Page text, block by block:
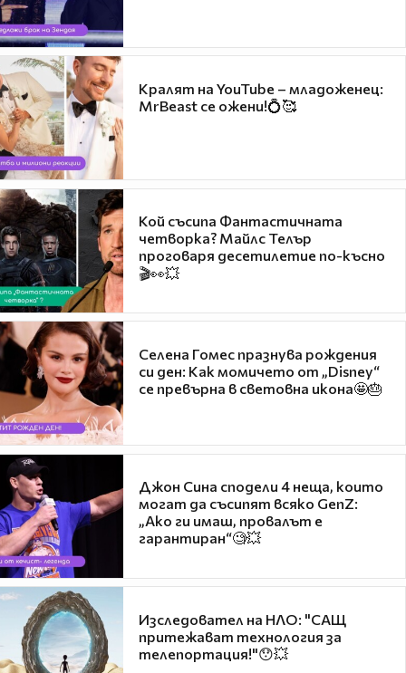
Кралят на YouTube – младоженец:
MrBeast се ожени!💍🥰
Кой съсипа Фантастичната
четворка? Майлс Телър
проговаря десетилетие по-късно
🎬👀💥
Селена Гомес празнува рождения
си ден: Как момичето от „Disney“
се превърна в световна икона🤩🎂
Джон Сина сподели 4 неща, които
могат да съсипят всяко GenZ:
„Ако ги имаш, провалът е
гарантиран“🧐💥
Изследовател на НЛО: "САЩ
притежават технология за
телепортация!"😯💥